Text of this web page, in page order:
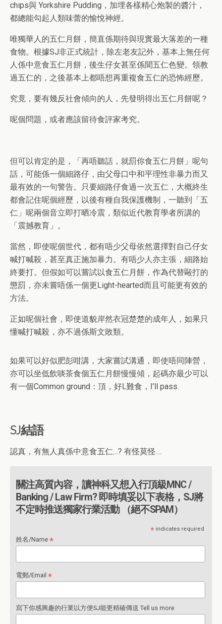
chips與 Yorkshire Pudding，加埋各樣精心炮製的醬汁，
都總能勾起人類味蕾的愉悅神經。
唯獨華人的五仁月餅，簡直係期待與現實最大落差的一種
食物。根據SJ非正式統計，除左老友記外，基本上無任何
人係中意食五仁月餅，後生仔女甚至係聞五仁色變。領教
過五仁的，之後基本上都唔想再重複食五仁的恐怖經歷。
究竟，要有幾反社會傾向的人，先發明得出五仁月餅呢？
呢個問題，或者應該留待食評家考究。
但可以肯定的是，「再唔聽話，就罰你食五仁月餅」呢句
話，可能係一個細路仔，由父母口中和平理性非暴力而又
最有效的一句警告。只要細路仔食過一次五仁，大概終生
都會記住呢個經歷，以後有種自我保護機制，一聽到「五
仁」呢兩個音立即打晒冷震，類似近代教育學者所講的
「震撼教育」。
當然，即使呢個世代，都有唔少父母依然選擇對自己仔女
喊打喊殺，甚至真正施加暴力。有唔少人亦主張，細路始
終要打。但假如可以嘗試以食五仁月餅，作為代替毆打的
懲罰，亦未嘗唔係一個更Light-hearted而且可能更有效的
方法。
正如呢個社會，即使道貌岸然衣冠楚楚的成年人，如果只
懂喊打喊殺，亦不過係斯文敗類。
如果可以好似肥彭咁講，大家嘗試溝通，即使唔同陣營，
亦可以坐低飲啖茶食個五仁月餅慢慢傾，起碼亦最少可以
有一個Common ground：頂，好L難食，I’ll pass.
SJ結語
認真，有無人真係中意食五仁…? 有怪莫怪….
關注高質內容，讀神科又想入行頂級MNC /
Banking / Law Firm? 即時填妥以下表格，SJ將
不定時推送獨家行業活動 （絕不SPAM）
* indicates required
姓名/Name*
電郵/Email*
寫下你感興趣的行業以方便SJ能更精確傳送 Tell us more